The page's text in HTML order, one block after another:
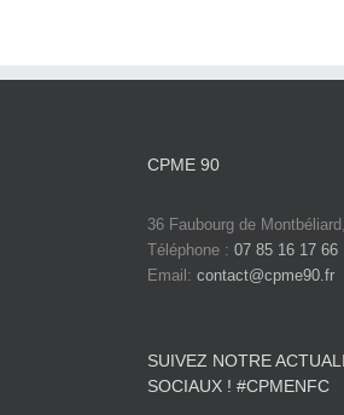
CPME 90
36 Faubourg de
Téléphone : 07 85 16 17 66
Email: contact@cpme90.fr
SUIVEZ NOTRE
SOCIAUX ! #CPMENFC